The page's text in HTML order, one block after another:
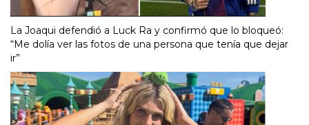
La Joaqui defendió a Luck Ra y confirmó que lo bloqueó:
“Me dolía ver las fotos de una persona que tenía que dejar
ir”